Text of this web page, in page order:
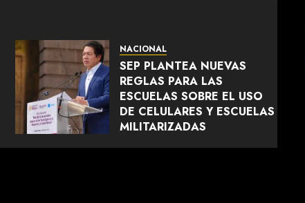
NACIONAL
SEP PLANTEA NUEVAS
REGLAS PARA LAS
ESCUELAS SOBRE EL USO
DE CELULARES Y ESCUELAS
MILITARIZADAS
AGOSTO 5, 2026 0